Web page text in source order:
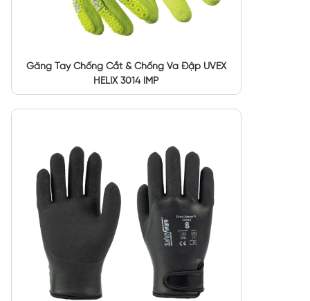
Găng Tay Chống Cắt & Chống Va Đập UVEX
HELIX 3014 IMP